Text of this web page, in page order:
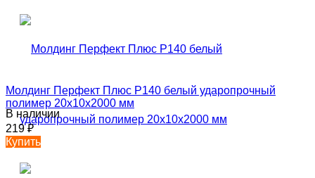
Молдинг Перфект Плюс P140 белый ударопрочный
полимер 20х10х2000 мм
В наличии
219₽
Купить